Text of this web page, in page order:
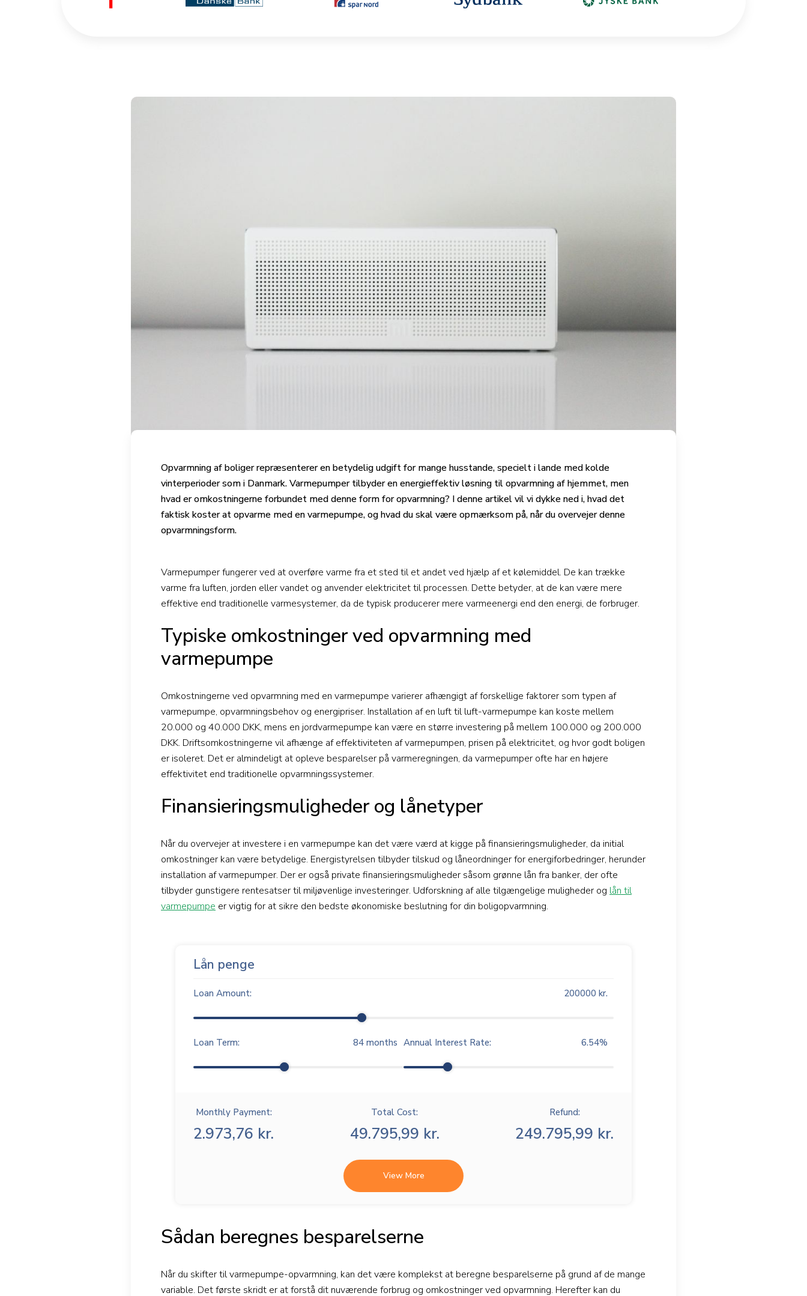
Opvarmning af boliger repræsenterer en betydelig udgift for mange husstande, specielt i lande med kolde
vinterperioder som i Danmark. Varmepumper tilbyder en energieffektiv løsning til opvarmning af hjemmet, men
hvad er omkostningerne forbundet med denne form for opvarmning? I denne artikel vil vi dykke ned i, hvad det
faktisk koster at opvarme med en varmepumpe, og hvad du skal være opmærksom på, når du overvejer denne
opvarmningsform.
Varmepumper fungerer ved at overføre varme fra et sted til et andet ved hjælp af et kølemiddel. De kan trække
varme fra luften, jorden eller vandet og anvender elektricitet til processen. Dette betyder, at de kan være mere
effektive end traditionelle varmesystemer, da de typisk producerer mere varmeenergi end den energi, de forbruger.
Typiske omkostninger ved opvarmning med
varmepumpe
Omkostningerne ved opvarmning med en varmepumpe varierer afhængigt af forskellige faktorer som typen af
varmepumpe, opvarmningsbehov og energipriser. Installation af en luft til luft-varmepumpe kan koste mellem
20.000 og 40.000 DKK, mens en jordvarmepumpe kan være en større investering på mellem 100.000 og 200.000
DKK. Driftsomkostningerne vil afhænge af effektiviteten af varmepumpen, prisen på elektricitet, og hvor godt boligen
er isoleret. Det er almindeligt at opleve besparelser på varmeregningen, da varmepumper ofte har en højere
effektivitet end traditionelle opvarmningssystemer.
Finansieringsmuligheder og lånetyper
Når du overvejer at investere i en varmepumpe kan det være værd at kigge på finansieringsmuligheder, da initial
omkostninger kan være betydelige. Energistyrelsen tilbyder tilskud og låneordninger for energiforbedringer, herunder
installation af varmepumper. Der er også private finansieringsmuligheder såsom grønne lån fra banker, der ofte
tilbyder gunstigere rentesatser til miljøvenlige investeringer. Udforskning af alle tilgængelige muligheder og lån til
varmepumpe er vigtig for at sikre den bedste økonomiske beslutning for din boligopvarmning.
Lån penge
Loan Amount: 200000 kr.
Loan Term: 84 months Annual Interest Rate: 6.54%
Monthly Payment:
2.973,76 kr.
Total Cost:
49.795,99 kr.
Refund:
249.795,99 kr.
View More
Sådan beregnes besparelserne
Når du skifter til varmepumpe-opvarmning, kan det være komplekst at beregne besparelserne på grund af de mange
variable. Det første skridt er at forstå dit nuværende forbrug og omkostninger ved opvarmning. Herefter kan du